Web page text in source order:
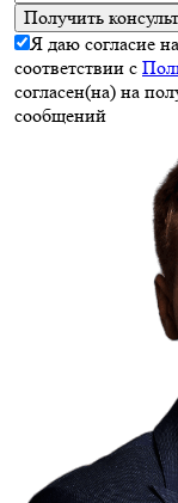
Получить
Я даю согласие
соответствии с
согласен(на) на
сообщений